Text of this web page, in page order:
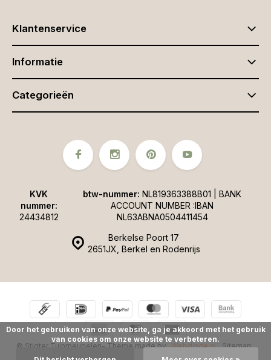
Klantenservice
Informatie
Categorieën
Berkelse Poort 17
2651JX, Berkel en Rodenrijs
KVK
nummer:
24434812
btw-nummer: NL819363388B01 | BANK
ACCOUNT NUMBER :IBAN
NL63ABNA0504411454
© Stigter Tuinmeubelen- Theme made by Webdinge.nl Sitemap
Door het gebruiken van onze website, ga je akkoord met het gebruik
van cookies om onze website te verbeteren.